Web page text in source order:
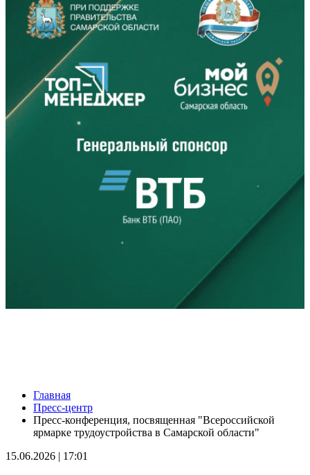
Кардиолог Алексей Алексеенко рассказал, как снизить риски
для здоровья в жару
08.08.2026 | 09:07
8 августа вражеские БПЛА атаковали промышленное
08.08.2026 | 09:02
Главная
Пресс-центр
Пресс-конференция, посвященная "Всероссийской
ярмарке трудоустройства в Самарской области"
15.06.2026 | 17:01